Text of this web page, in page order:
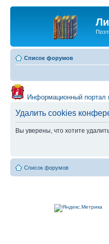
Список форумов
Информационный портал
Удалить cookies
Вы уверены, что хотите
Список форумов